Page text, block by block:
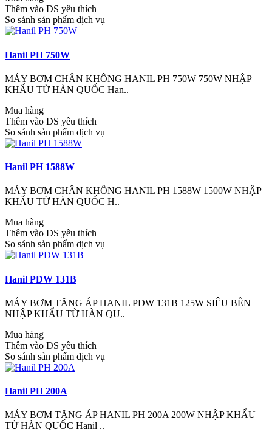
Thêm vào DS yêu thích
So sánh sản phẩm dịch vụ
Hanil PH 750W
MÁY BƠM CHÂN KHÔNG HANIL PH 750W 750W NHẬP
KHẨU TỪ HÀN QUỐC Han..
Mua hàng
Thêm vào DS yêu thích
So sánh sản phẩm dịch vụ
Hanil PH 1588W
MÁY BƠM CHÂN KHÔNG HANIL PH 1588W 1500W NHẬP
KHẨU TỪ HÀN QUỐC H..
Mua hàng
Thêm vào DS yêu thích
So sánh sản phẩm dịch vụ
Hanil PDW 131B
MÁY BƠM TĂNG ÁP HANIL PDW 131B 125W SIÊU BỀN
NHẬP KHẨU TỪ HÀN QU..
Mua hàng
Thêm vào DS yêu thích
So sánh sản phẩm dịch vụ
Hanil PH 200A
MÁY BƠM TĂNG ÁP HANIL PH 200A 200W NHẬP KHẨU
TỪ HÀN QUỐC Hanil ..